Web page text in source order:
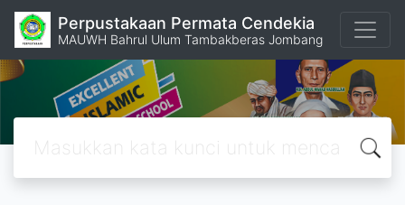
Perpustakaan Permata Cendekia
MAUWH Bahrul Ulum Tambakberas Jombang